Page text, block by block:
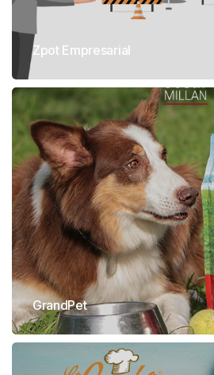
Zpot Empresarial
GrandPet